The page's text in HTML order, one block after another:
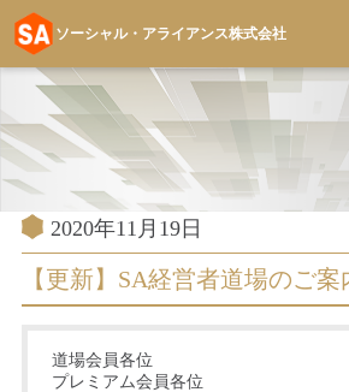
テ
ン
ソーシャル・アライアンス株式会社
投
稿
日:
2020年11月19日
【更新】SA経営者道場のご案
道場会員各位
プレミアム会員各位